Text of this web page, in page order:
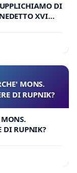
DI
XVI
MONS.
DI RUPNIK?
DI RUPNIK?